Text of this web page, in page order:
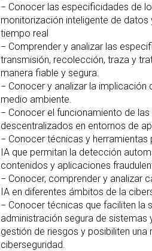
− Conocer las especificidades de
monitorización inteligente de datos
tiempo real
− Comprender y analizar las
transmisión, recolección, traza y
manera fiable y segura.
− Conocer y analizar la
medio ambiente.
− Conocer el funcionamiento de
descentralizados en entornos de
− Conocer técnicas y
IA que permitan la detección
contenidos y aplicaciones
− Conocer, comprender y analizar
IA en diferentes ámbitos de la
− Conocer técnicas que faciliten la
administración segura de
gestión de riesgos y posibiliten
ciberseguridad.